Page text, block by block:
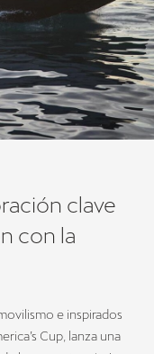
clave
con la
e inspirados
Cup, lanza una